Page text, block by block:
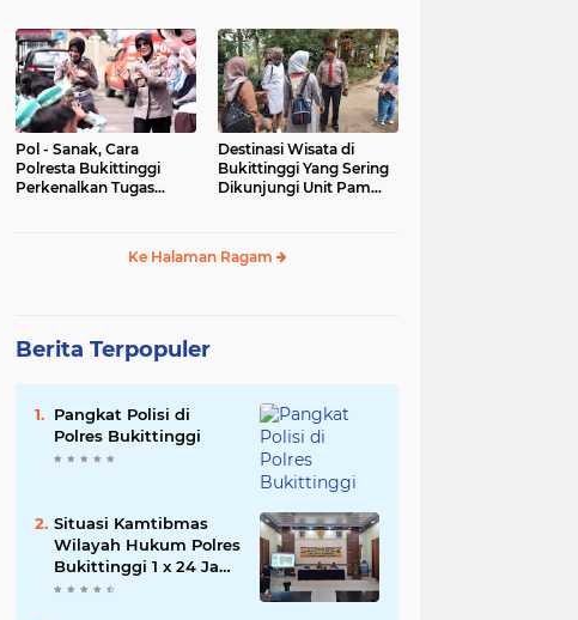
Pol - Sanak, Cara
Polresta Bukittinggi
Perkenalkan Tugas
Destinasi Wisata di
Bukittinggi Yang Sering
Dikunjungi Unit Pam
Ke Halaman Ragam
Berita Terpopuler
Pangkat Polisi di
Polres Bukittinggi
Situasi Kamtibmas
Wilayah Hukum Polres
Bukittinggi 1 x 24 Jam
Senin 27 Juni 2022